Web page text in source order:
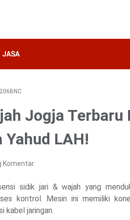
JASA
Jogja Terbaru
LAH!
Komentar
sidik jari & wajah yang
kontrol. Mesin ini memiliki
kabel jaringan.